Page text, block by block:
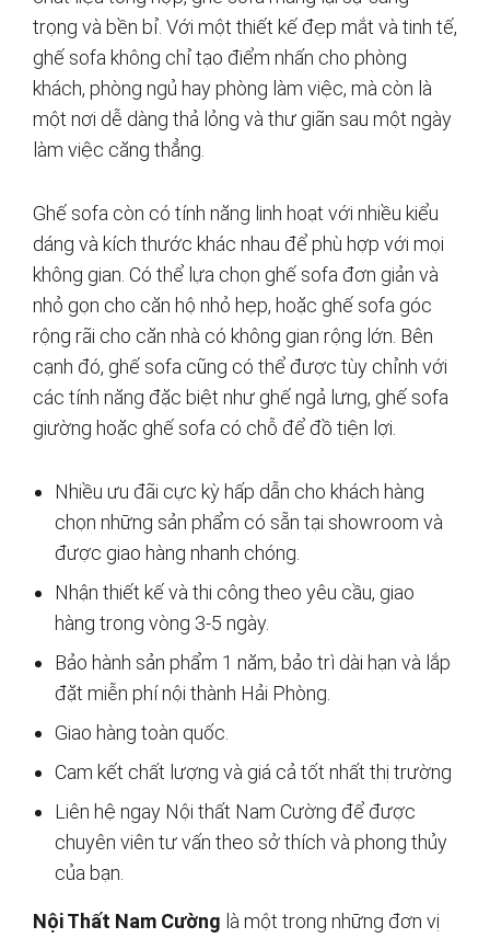
trọng và bền bỉ. Với một thiết kế đẹp mắt và tinh tế,
ghế sofa không chỉ tạo điểm nhấn cho phòng
khách, phòng ngủ hay phòng làm việc, mà còn là
một nơi dễ dàng thả lỏng và thư giãn sau một ngày
làm việc căng thẳng.
Ghế sofa còn có tính năng linh hoạt với nhiều kiểu
dáng và kích thước khác nhau để phù hợp với mọi
không gian. Có thể lựa chọn ghế sofa đơn giản và
nhỏ gọn cho căn hộ nhỏ hẹp, hoặc ghế sofa góc
rộng rãi cho căn nhà có không gian rộng lớn. Bên
cạnh đó, ghế sofa cũng có thể được tùy chỉnh với
các tính năng đặc biệt như ghế ngả lưng, ghế sofa
giường hoặc ghế sofa có chỗ để đồ tiện lợi.
Nhiều ưu đãi cực kỳ hấp dẫn cho khách hàng
chọn những sản phẩm có sẵn tại showroom và
được giao hàng nhanh chóng.
Nhận thiết kế và thi công theo yêu cầu, giao
hàng trong vòng 3-5 ngày.
Bảo hành sản phẩm 1 năm, bảo trì dài hạn và lắp
đặt miễn phí nội thành Hải Phòng.
Giao hàng toàn quốc.
Cam kết chất lượng và giá cả tốt nhất thị trường
Liên hệ ngay Nội thất Nam Cường để được
chuyên viên tư vấn theo sở thích và phong thủy
của bạn.
Nội Thất Nam Cường là một trong những đơn vị